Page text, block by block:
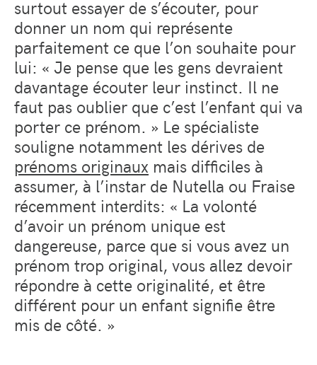
surtout essayer de s’écouter, pour
donner un nom qui représente
parfaitement ce que l’on souhaite pour
lui: « Je pense que les gens devraient
davantage écouter leur instinct. Il ne
faut pas oublier que c’est l’enfant qui va
porter ce prénom. » Le spécialiste
souligne notamment les dérives de
prénoms originaux mais difficiles à
assumer, à l’instar de Nutella ou Fraise
récemment interdits: « La volonté
d’avoir un prénom unique est
dangereuse, parce que si vous avez un
prénom trop original, vous allez devoir
répondre à cette originalité, et être
différent pour un enfant signifie être
mis de côté. »